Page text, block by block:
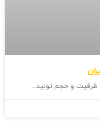
ظرفیت و حجم تولید